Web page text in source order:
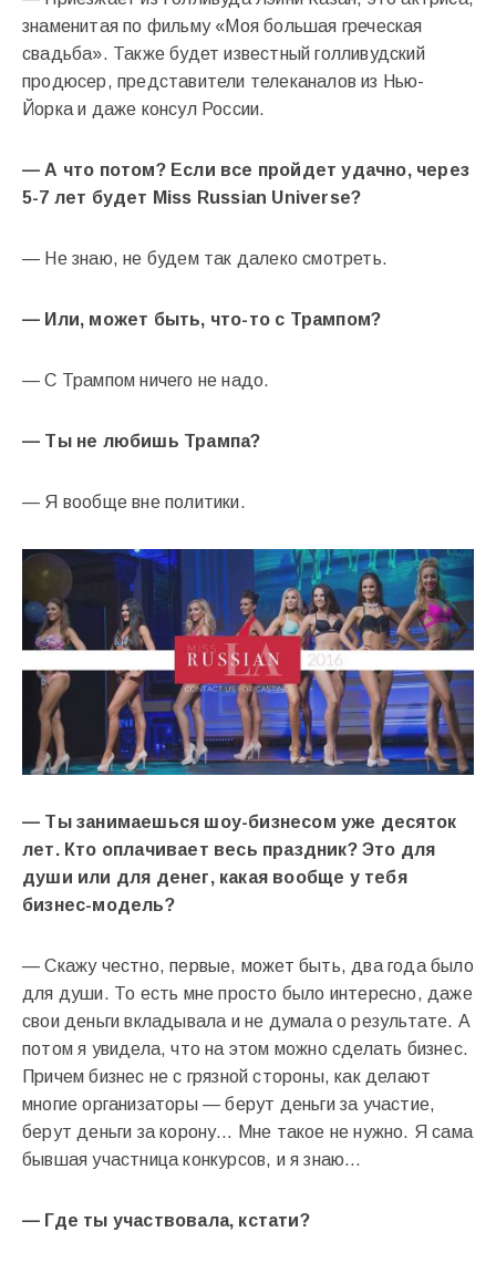
знаменитая по фильму «Моя большая греческая
свадьба». Также будет известный голливудский
продюсер, представители телеканалов из Нью-
Йорка и даже консул России.
— А что потом? Если все пройдет удачно, через
5-7 лет будет Miss Russian Universe?
— Не знаю, не будем так далеко смотреть.
— Или, может быть, что-то с Трампом?
— С Трампом ничего не надо.
— Ты не любишь Трампа?
— Я вообще вне политики.
— Ты занимаешься шоу-бизнесом уже десяток
лет. Кто оплачивает весь праздник? Это для
души или для денег, какая вообще у тебя
бизнес-модель?
— Скажу честно, первые, может быть, два года было
для души. То есть мне просто было интересно, даже
свои деньги вкладывала и не думала о результате. А
потом я увидела, что на этом можно сделать бизнес.
Причем бизнес не с грязной стороны, как делают
многие организаторы — берут деньги за участие,
берут деньги за корону… Мне такое не нужно. Я сама
бывшая участница конкурсов, и я знаю…
— Где ты участвовала, кстати?